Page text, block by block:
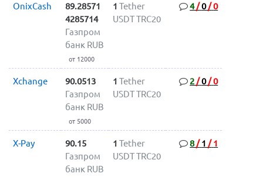
OnixCash
89.28571
4285714
Газпром
банк RUB
от 12000
1 Tether
USDT TRC20
4/0/0
Xchange
90.0513
Газпром
банк RUB
от 5000
1 Tether
USDT TRC20
2 /0/0
X-Pay
90.15
Газпром
банк RUB
1 Tether
USDT TRC20
8/ 1 / 1